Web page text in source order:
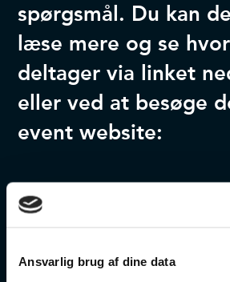
Ansvarlig brug af dine data
spørgsmål. Du kan
læse mere og se
deltager via linket
eller ved at besøge
event website: